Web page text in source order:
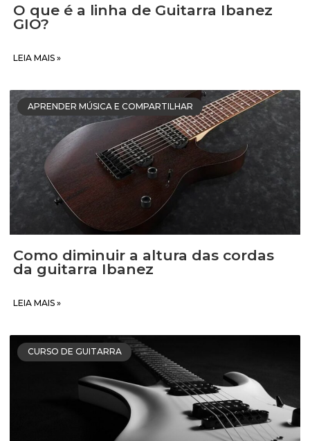
O que é a linha de Guitarra Ibanez
GIO?
LEIA MAIS »
APRENDER MÚSICA E COMPARTILHAR
Como diminuir a altura das cordas
da guitarra Ibanez
LEIA MAIS »
CURSO DE GUITARRA